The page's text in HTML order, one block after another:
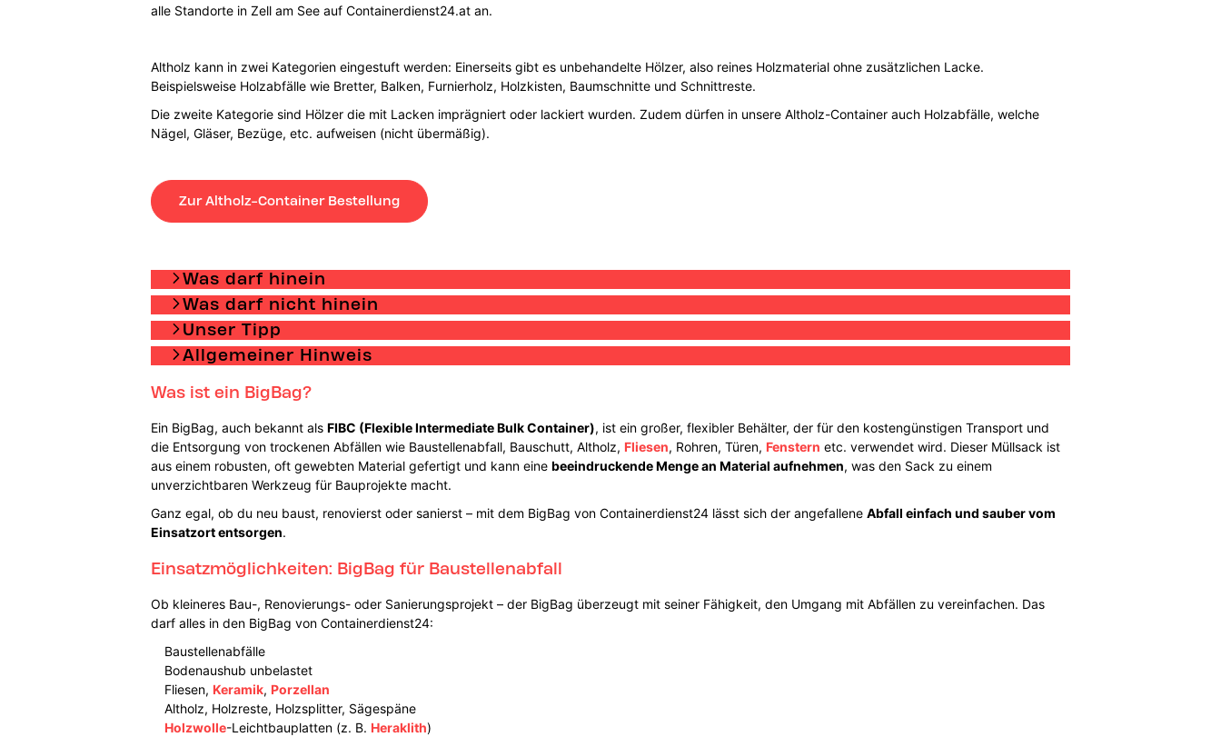
alle Standorte in Zell am See auf Containerdienst24.at an.
Altholz kann in zwei Kategorien eingestuft werden: Einerseits gibt es unbehandelte Hölzer, also reines Holzmaterial ohne zusätzlichen Lacke.
Beispielsweise Holzabfälle wie Bretter, Balken, Furnierholz, Holzkisten, Baumschnitte und Schnittreste.
Die zweite Kategorie sind Hölzer die mit Lacken imprägniert oder lackiert wurden. Zudem dürfen in unsere Altholz-Container auch Holzabfälle, welche
Nägel, Gläser, Bezüge, etc. aufweisen (nicht übermäßig).
Zur Altholz-Container Bestellung
Was darf hinein
Was darf nicht hinein
Unser Tipp
Allgemeiner Hinweis
Was ist ein BigBag?
Ein BigBag, auch bekannt als FIBC (Flexible Intermediate Bulk Container), ist ein großer, flexibler Behälter, der für den kostengünstigen Transport und
die Entsorgung von trockenen Abfällen wie Baustellenabfall, Bauschutt, Altholz, Fliesen, Rohren, Türen, Fenstern etc. verwendet wird. Dieser Müllsack ist
aus einem robusten, oft gewebten Material gefertigt und kann eine beeindruckende Menge an Material aufnehmen, was den Sack zu einem
unverzichtbaren Werkzeug für Bauprojekte macht.
Ganz egal, ob du neu baust, renovierst oder sanierst – mit dem BigBag von Containerdienst24 lässt sich der angefallene Abfall einfach und sauber vom
Einsatzort entsorgen.
Einsatzmöglichkeiten: BigBag für Baustellenabfall
Ob kleineres Bau-, Renovierungs- oder Sanierungsprojekt – der BigBag überzeugt mit seiner Fähigkeit, den Umgang mit Abfällen zu vereinfachen. Das
darf alles in den BigBag von Containerdienst24:
Baustellenabfälle
Bodenaushub unbelastet
Fliesen, Keramik, Porzellan
Altholz, Holzreste, Holzsplitter, Sägespäne
Holzwolle-Leichtbauplatten (z. B. Heraklith)